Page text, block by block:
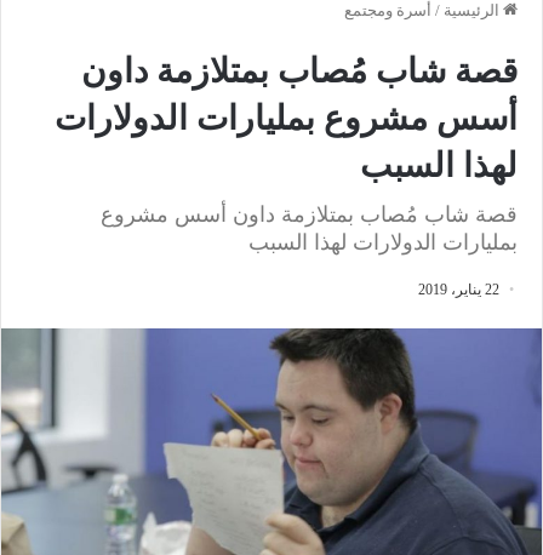
الرئيسية / أسرة ومجتمع
قصة شاب مُصاب بمتلازمة داون
أسس مشروع بمليارات الدولارات
لهذا السبب
قصة شاب مُصاب بمتلازمة داون أسس مشروع
بمليارات الدولارات لهذا السبب
22 يناير، 2019